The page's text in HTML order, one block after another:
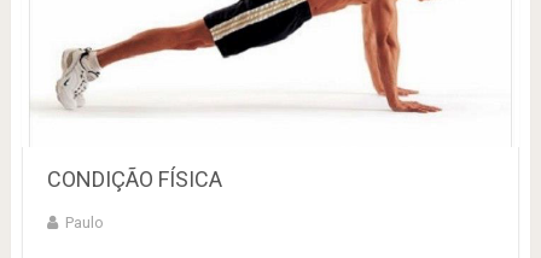
CONDIÇÃO FÍSICA
Paulo